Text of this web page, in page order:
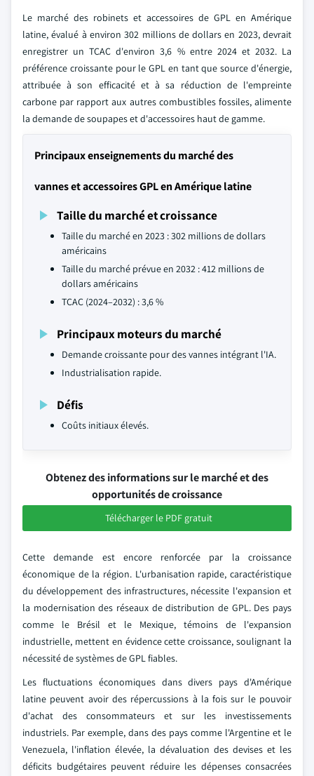
Le marché des robinets et accessoires de GPL en Amérique
latine, évalué à environ 302 millions de dollars en 2023, devrait
enregistrer un TCAC d'environ 3,6 % entre 2024 et 2032. La
préférence croissante pour le GPL en tant que source d'énergie,
attribuée à son efficacité et à sa réduction de l'empreinte
carbone par rapport aux autres combustibles fossiles, alimente
la demande de soupapes et d'accessoires haut de gamme.
Principaux enseignements du marché des
vannes et accessoires GPL en Amérique latine
Taille du marché et croissance
Taille du marché en 2023 : 302 millions de dollars
américains
Taille du marché prévue en 2032 : 412 millions de
dollars américains
TCAC (2024–2032) : 3,6 %
Principaux moteurs du marché
Demande croissante pour des vannes intégrant l'IA.
Industrialisation rapide.
Défis
Coûts initiaux élevés.
Obtenez des informations sur le marché et des
opportunités de croissance
Télécharger le PDF gratuit
Cette demande est encore renforcée par la croissance
économique de la région. L'urbanisation rapide, caractéristique
du développement des infrastructures, nécessite l'expansion et
la modernisation des réseaux de distribution de GPL. Des pays
comme le Brésil et le Mexique, témoins de l'expansion
industrielle, mettent en évidence cette croissance, soulignant la
nécessité de systèmes de GPL fiables.
Les fluctuations économiques dans divers pays d'Amérique
latine peuvent avoir des répercussions à la fois sur le pouvoir
d'achat des consommateurs et sur les investissements
industriels. Par exemple, dans des pays comme l'Argentine et le
Venezuela, l'inflation élevée, la dévaluation des devises et les
déficits budgétaires peuvent réduire les dépenses consacrées